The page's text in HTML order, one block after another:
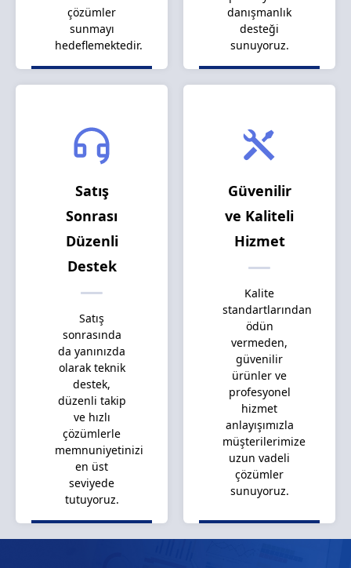
çözümler
sunmayı
hedeflemektedir.
danışmanlık
desteği
sunuyoruz.
Satış
Sonrası
Düzenli
Destek
Satış
sonrasında
da yanınızda
olarak teknik
destek,
düzenli takip
ve hızlı
çözümlerle
memnuniyetinizi
en üst
seviyede
tutuyoruz.
Güvenilir
ve Kaliteli
Hizmet
Kalite
standartlarından
ödün
vermeden,
güvenilir
ürünler ve
profesyonel
hizmet
anlayışımızla
müşterilerimize
uzun vadeli
çözümler
sunuyoruz.